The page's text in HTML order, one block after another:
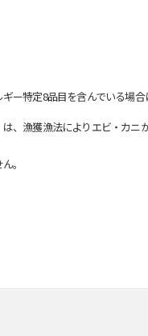
特定8品目を含んでいる場合
漁獲漁法によりエビ・カ
。